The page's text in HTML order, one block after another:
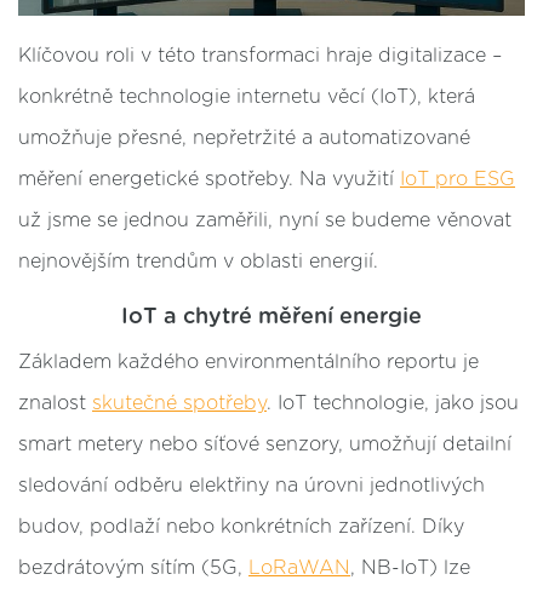
Klíčovou roli v této transformaci hraje digitalizace –
konkrétně technologie internetu věcí (IoT), která
umožňuje přesné, nepřetržité a automatizované
měření energetické spotřeby. Na využití IoT pro ESG
už jsme se jednou zaměřili, nyní se budeme věnovat
nejnovějším trendům v oblasti energií.
IoT a chytré měření energie
Základem každého environmentálního reportu je
znalost skutečné spotřeby. IoT technologie, jako jsou
smart metery nebo síťové senzory, umožňují detailní
sledování odběru elektřiny na úrovni jednotlivých
budov, podlaží nebo konkrétních zařízení. Díky
bezdrátovým sítím (5G, LoRaWAN, NB-IoT) lze